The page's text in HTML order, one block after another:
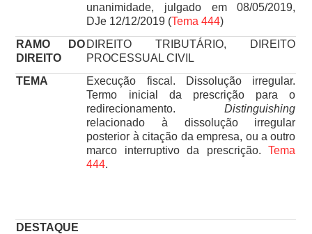
unanimidade, julgado em 08/05/2019,
DJe 12/12/2019 (Tema 444)
RAMO DO
DIREITO
DIREITO TRIBUTÁRIO, DIREITO
PROCESSUAL CIVIL
TEMA
Execução fiscal. Dissolução irregular.
Termo inicial da prescrição para o
redirecionamento.Distinguishing
relacionado à dissolução irregular
posterior à citação da empresa, ou a outro
marco interruptivo da prescrição.Tema
444.
DESTAQUE